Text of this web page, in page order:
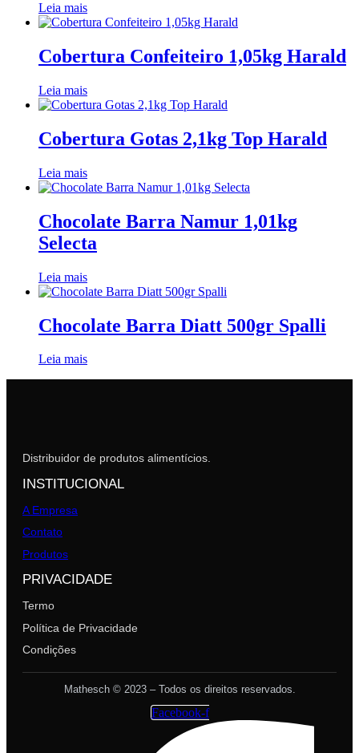
Leia mais
Cobertura Confeiteiro 1,05kg Harald
Leia mais
Cobertura Gotas 2,1kg Top Harald
Leia mais
Chocolate Barra Namur 1,01kg
Selecta
Leia mais
Chocolate Barra Diatt 500gr Spalli
Leia mais
Distribuidor de produtos alimentícios.
INSTITUCIONAL
A Empresa
Contato
Produtos
PRIVACIDADE
Termo
Política de Privacidade
Condições
Mathesch © 2023 – Todos os direitos reservados.
Facebook-f